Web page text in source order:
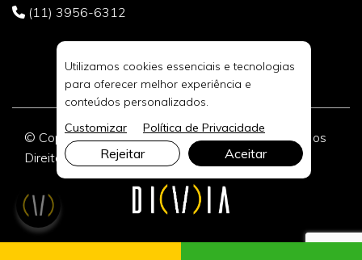
(11) 3956-6312
© Copyright 2026 DIVIA Marketing Digital. Todos os
Direitos Reservados.
Utilizamos cookies essenciais e tecnologias
para oferecer melhor experiência e
conteúdos personalizados.
Customizar
Política de Privacidade
Rejeitar Aceitar